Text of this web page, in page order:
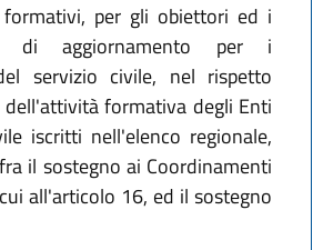
per gli obiettori ed i
di aggiornamento per i
servizio civile, nel rispetto
formativa degli Enti
iscritti nell'elenco regionale,
il sostegno ai Coordinamenti
all'articolo 16, ed il sostegno